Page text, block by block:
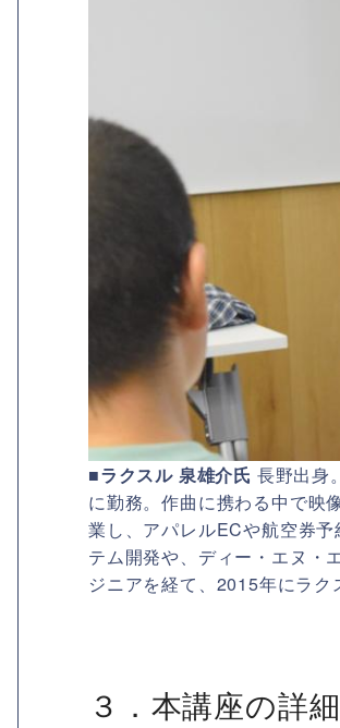
■ラクスル 泉雄介氏 長野出身
に勤務。作曲に携わる中で映
業し、アパレルECや航空券
テム開発や、ディー・エヌ・
ジニアを経て、2015年にラク
３．本講座の詳細